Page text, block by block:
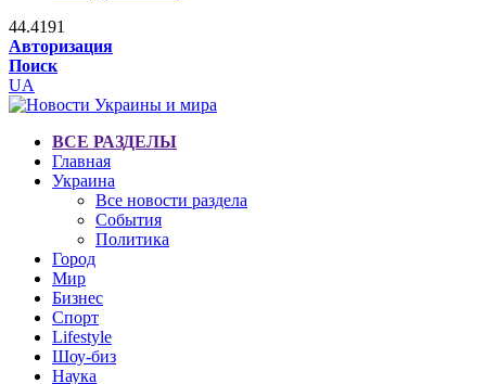
44.4191
Авторизация
Поиск
UA
ВСЕ РАЗДЕЛЫ
Главная
Украина
Все новости раздела
События
Политика
Город
Мир
Бизнес
Спорт
Lifestyle
Шоу-биз
Наука